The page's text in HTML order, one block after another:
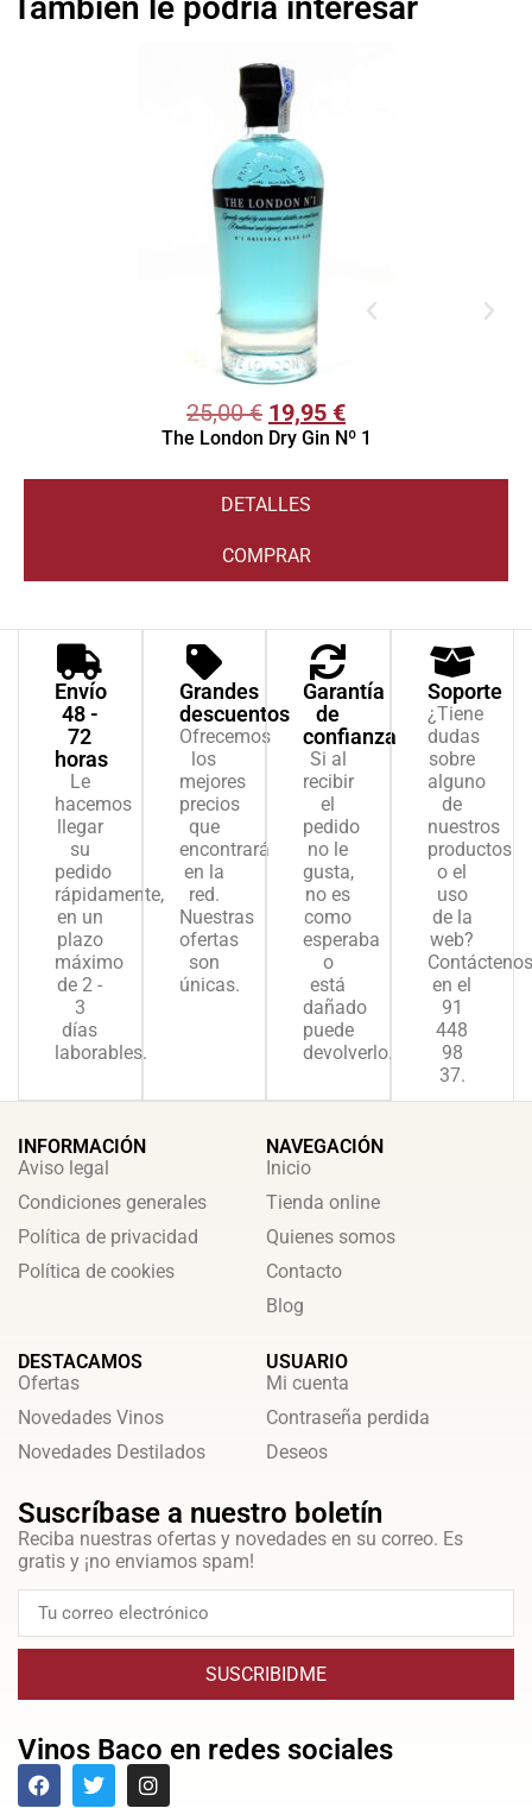
25,00€ 19,95 €
The London Dry Gin Nº 1
DETALLES
COMPRAR
Envío
48 -
72
horas
Le
hacemos
llegar
su
pedido
rápidamente,
en un
plazo
máximo
de 2 -
3
días
laborables.
Grandes
descuentos
Ofrecemos
los
mejores
precios
que
encontrará
en la
red.
Nuestras
ofertas
son
únicas.
Garantía
de
confianza
Si al
recibir
el
pedido
no le
gusta,
no es
como
esperaba
o
está
dañado
puede
devolverlo.
Soporte
¿Tiene
dudas
sobre
alguno
de
nuestros
productos
o el
uso
de la
web?
Contáctenos
en el
91
448
98
37.
INFORMACIÓN
Aviso legal
Condiciones generales
Política de privacidad
Política de cookies
NAVEGACIÓN
Inicio
Tienda online
Quienes somos
Contacto
Blog
DESTACAMOS
Ofertas
Novedades Vinos
Novedades Destilados
USUARIO
Mi cuenta
Contraseña perdida
Deseos
Suscríbase a nuestro boletín
Reciba nuestras ofertas y novedades en su correo. Es
gratis y ¡no enviamos spam!
SUSCRIBIDME
Vinos Baco en redes sociales